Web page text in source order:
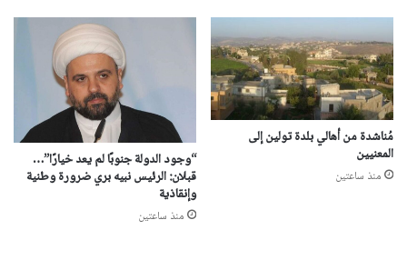
مُناشدة من أهالي بلدة تولين إلى
المعنيين
منذ ساعتين
“وجود الدولة جنوبًا لم يعد خيارًا”…
قبلان: الرئيس نبيه بري ضرورة وطنية
وإنقاذية
منذ ساعتين